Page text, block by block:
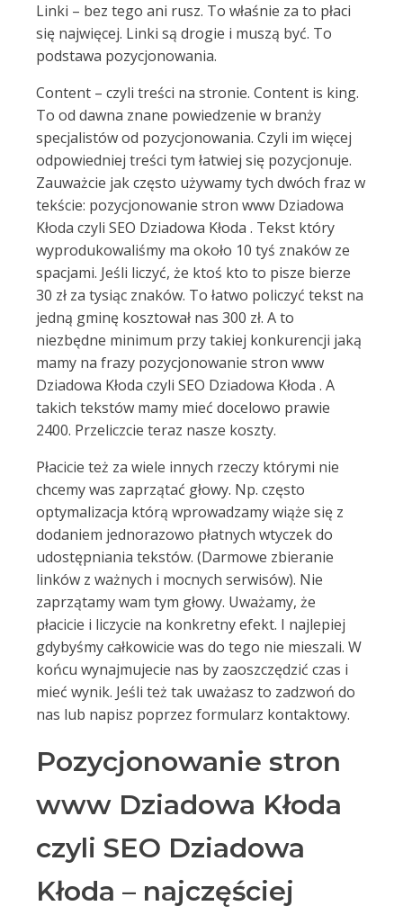
Linki – bez tego ani rusz. To właśnie za to płaci
się najwięcej. Linki są drogie i muszą być. To
podstawa pozycjonowania.
Content – czyli treści na stronie. Content is king.
To od dawna znane powiedzenie w branży
specjalistów od pozycjonowania. Czyli im więcej
odpowiedniej treści tym łatwiej się pozycjonuje.
Zauważcie jak często używamy tych dwóch fraz w
tekście: pozycjonowanie stron www Dziadowa
Kłoda czyli SEO Dziadowa Kłoda . Tekst który
wyprodukowaliśmy ma około 10 tyś znaków ze
spacjami. Jeśli liczyć, że ktoś kto to pisze bierze
30 zł za tysiąc znaków. To łatwo policzyć tekst na
jedną gminę kosztował nas 300 zł. A to
niezbędne minimum przy takiej konkurencji jaką
mamy na frazy pozycjonowanie stron www
Dziadowa Kłoda czyli SEO Dziadowa Kłoda . A
takich tekstów mamy mieć docelowo prawie
2400. Przeliczcie teraz nasze koszty.
Płacicie też za wiele innych rzeczy którymi nie
chcemy was zaprzątać głowy. Np. często
optymalizacja którą wprowadzamy wiąże się z
dodaniem jednorazowo płatnych wtyczek do
udostępniania tekstów. (Darmowe zbieranie
linków z ważnych i mocnych serwisów). Nie
zaprzątamy wam tym głowy. Uważamy, że
płacicie i liczycie na konkretny efekt. I najlepiej
gdybyśmy całkowicie was do tego nie mieszali. W
końcu wynajmujecie nas by zaoszczędzić czas i
mieć wynik. Jeśli też tak uważasz to zadzwoń do
nas lub napisz poprzez formularz kontaktowy.
Pozycjonowanie stron
www Dziadowa Kłoda
czyli SEO Dziadowa
Kłoda – najczęściej